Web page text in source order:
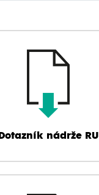
Dotazník nádrže RU